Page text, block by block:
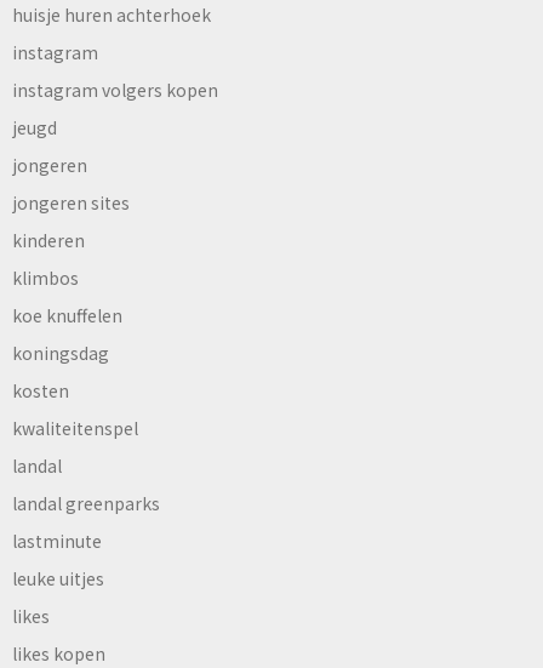
huisje huren achterhoek
instagram
instagram volgers kopen
jeugd
jongeren
jongeren sites
kinderen
klimbos
koe knuffelen
koningsdag
kosten
kwaliteitenspel
landal
landal greenparks
lastminute
leuke uitjes
likes
likes kopen